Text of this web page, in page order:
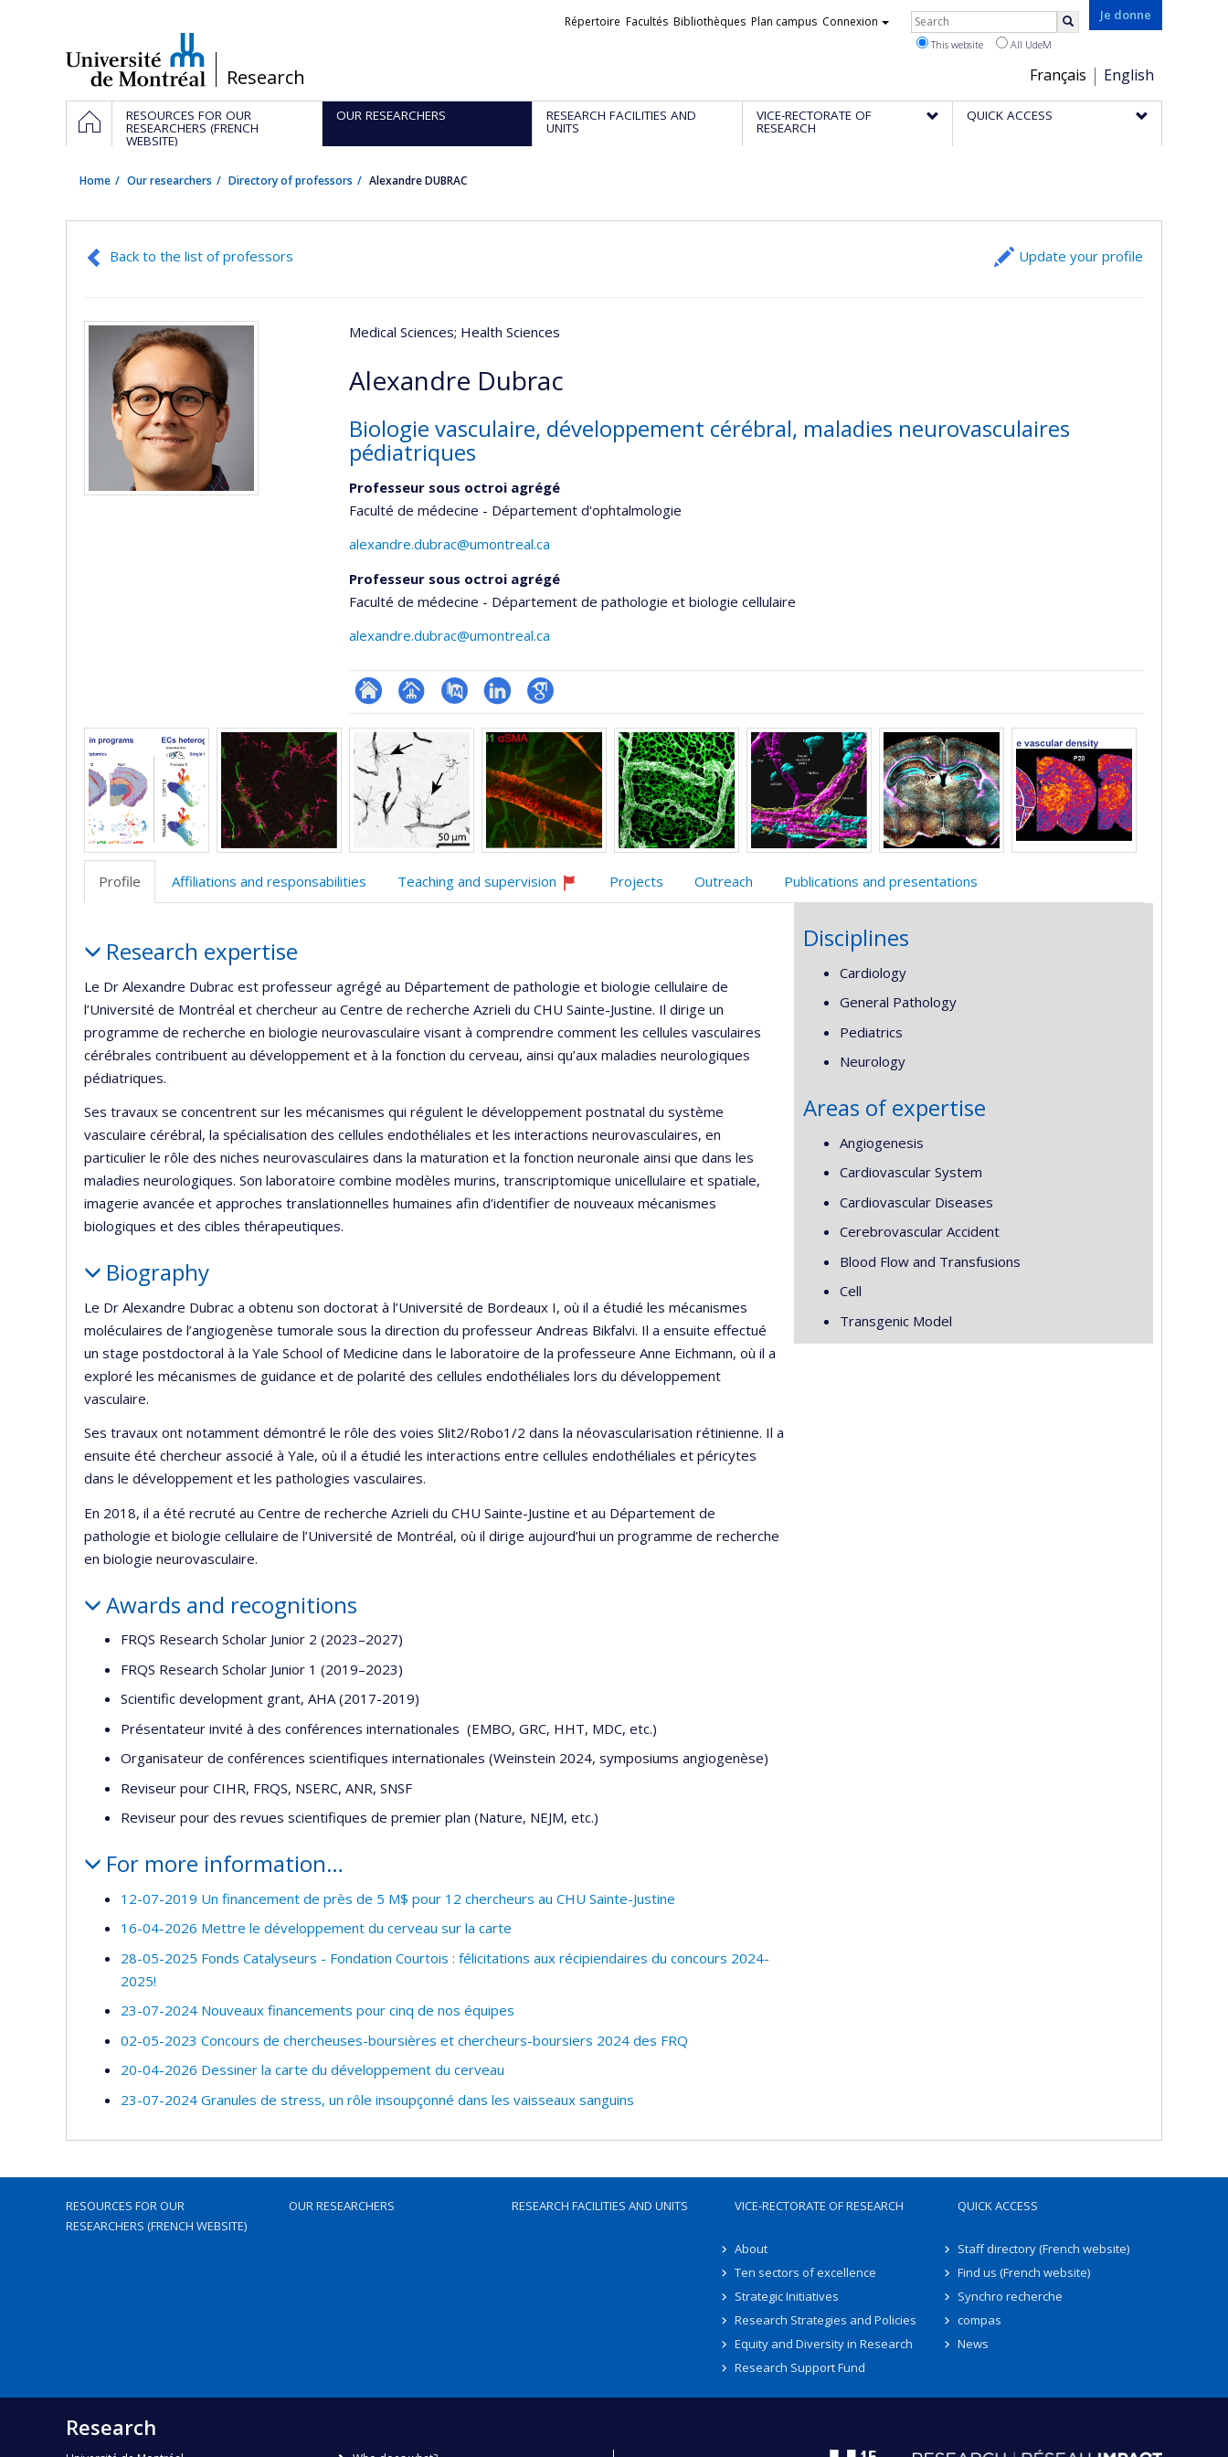
/Research
Je donne
Choix
de
la
Français English
Liens
Répertoire Facultés Bibliothèques Plan campus Connexion Rechercher
This website All UdeM
Navigation
principale
HOMERESOURCES FOR OUR
RESEARCHERS (FRENCH
WEBSITE)
OUR RESEARCHERS RESEARCH FACILITIES AND
UNITS
VICE-RECTORATE OF
RESEARCH
QUICK ACCESS
Home Our researchers Directory of professors Alexandre DUBRAC
Back to the list of professors Update your profile
Medical Sciences; Health Sciences
Alexandre Dubrac
Biologie vasculaire, développement cérébral, maladies neurovasculaires
pédiatriques
Professeur sous octroi agrégé
Faculté de médecine - Département d'ophtalmologie
alexandre.dubrac@umontreal.ca
Professeur sous octroi agrégé
Faculté de médecine - Département de pathologie et biologie cellulaire
alexandre.dubrac@umontreal.ca
ResearchGate
Page
professionnelle
(faculté,département,école)
PubMedLinkedInGoogle
Scholar
Media
Profile Affiliations and responsabilities
Teaching and supervision
Currently
Projects Outreach Publications and presentations
Research expertise
Le Dr Alexandre Dubrac est professeur agrégé au Département de pathologie et biologie cellulaire de
l’Université de Montréal et chercheur au Centre de recherche Azrieli du CHU Sainte-Justine. Il dirige un
programme de recherche en biologie neurovasculaire visant à comprendre comment les cellules vasculaires
cérébrales contribuent au développement et à la fonction du cerveau, ainsi qu’aux maladies neurologiques
pédiatriques.
Ses travaux se concentrent sur les mécanismes qui régulent le développement postnatal du système
vasculaire cérébral, la spécialisation des cellules endothéliales et les interactions neurovasculaires, en
particulier le rôle des niches neurovasculaires dans la maturation et la fonction neuronale ainsi que dans les
maladies neurologiques. Son laboratoire combine modèles murins, transcriptomique unicellulaire et spatiale,
imagerie avancée et approches translationnelles humaines afin d’identifier de nouveaux mécanismes
biologiques et des cibles thérapeutiques.
Biography
Le Dr Alexandre Dubrac a obtenu son doctorat à l’Université de Bordeaux I, où il a étudié les mécanismes
moléculaires de l’angiogenèse tumorale sous la direction du professeur Andreas Bikfalvi. Il a ensuite effectué
un stage postdoctoral à la Yale School of Medicine dans le laboratoire de la professeure Anne Eichmann, où il a
exploré les mécanismes de guidance et de polarité des cellules endothéliales lors du développement
vasculaire.
Ses travaux ont notamment démontré le rôle des voies Slit2/Robo1/2 dans la néovascularisation rétinienne. Il a
ensuite été chercheur associé à Yale, où il a étudié les interactions entre cellules endothéliales et péricytes
dans le développement et les pathologies vasculaires.
En 2018, il a été recruté au Centre de recherche Azrieli du CHU Sainte-Justine et au Département de
pathologie et biologie cellulaire de l’Université de Montréal, où il dirige aujourd’hui un programme de recherche
en biologie neurovasculaire.
Awards and recognitions
FRQS Research Scholar Junior 2 (2023–2027)
FRQS Research Scholar Junior 1 (2019–2023)
Scientific development grant, AHA (2017-2019)
Présentateur invité à des conférences internationales (EMBO, GRC, HHT, MDC, etc.)
Organisateur de conférences scientifiques internationales (Weinstein 2024, symposiums angiogenèse)
Reviseur pour CIHR, FRQS, NSERC, ANR, SNSF
Reviseur pour des revues scientifiques de premier plan (Nature, NEJM, etc.)
For more information…
12-07-2019 Un financement de près de 5 M$ pour 12 chercheurs au CHU Sainte-Justine
16-04-2026 Mettre le développement du cerveau sur la carte
28-05-2025 Fonds Catalyseurs - Fondation Courtois : félicitations aux récipiendaires du concours 2024-
2025!
23-07-2024 Nouveaux financements pour cinq de nos équipes
02-05-2023 Concours de chercheuses-boursières et chercheurs-boursiers 2024 des FRQ
20-04-2026 Dessiner la carte du développement du cerveau
23-07-2024 Granules de stress, un rôle insoupçonné dans les vaisseaux sanguins
Disciplines
Cardiology
General Pathology
Pediatrics
Neurology
Areas of expertise
Angiogenesis
Cardiovascular System
Cardiovascular Diseases
Cerebrovascular Accident
Blood Flow and Transfusions
Cell
Transgenic Model
RESOURCES FOR OUR
RESEARCHERS (FRENCH WEBSITE)
OUR RESEARCHERS RESEARCH FACILITIES AND UNITS VICE-RECTORATE OF RESEARCH
About
Ten sectors of excellence
Strategic Initiatives
Research Strategies and Policies
Equity and Diversity in Research
Research Support Fund
QUICK ACCESS
Staff directory (French website)
Find us (French website)
Synchro recherche
compas
News
Research